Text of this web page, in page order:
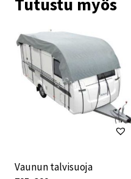
Vaunun talvisuoja